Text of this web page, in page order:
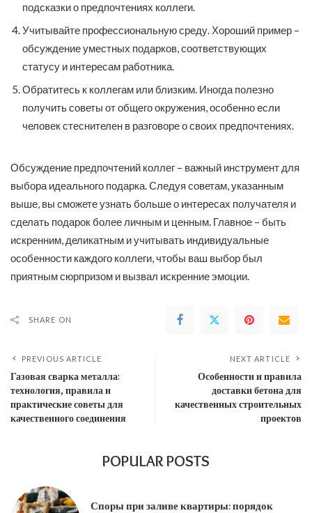
подсказки о предпочтениях коллеги.
Учитывайте профессиональную среду. Хороший пример –
обсуждение уместных подарков, соответствующих
статусу и интересам работника.
Обратитесь к коллегам или близким. Иногда полезно
получить советы от общего окружения, особенно если
человек стеснителен в разговоре о своих предпочтениях.
Обсуждение предпочтений коллег – важный инструмент для
выбора идеального подарка. Следуя советам, указанным
выше, вы сможете узнать больше о интересах получателя и
сделать подарок более личным и ценным. Главное – быть
искренним, деликатным и учитывать индивидуальные
особенности каждого коллеги, чтобы ваш выбор был
приятным сюрпризом и вызвал искренние эмоции.
SHARE ON
PREVIOUS ARTICLE
Газовая сварка металла:
технология, правила и
практические советы для
качественного соединения
NEXT ARTICLE
Особенности и правила
доставки бетона для
качественных строительных
проектов
POPULAR POSTS
Споры при заливе квартиры: порядок